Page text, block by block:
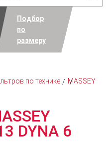
Подбор
по
размеру
по технике
MASSEY
DYNA 6